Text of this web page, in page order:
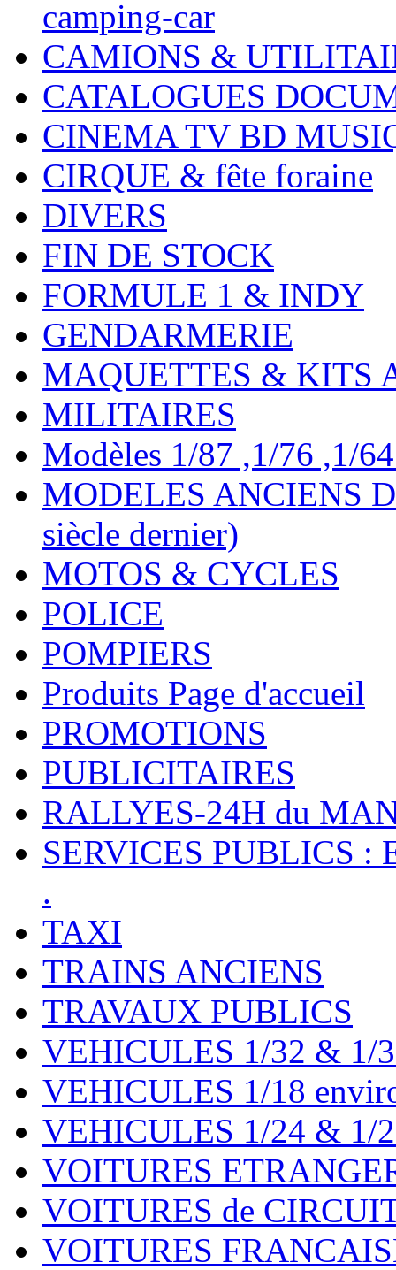
camping-car
CAMIONS &
CATALOGUES
CINEMA TV BD
CIRQUE & fête foraine
DIVERS
FIN DE STOCK
FORMULE 1 & INDY
GENDARMERIE
MAQUETTES & KITS
MILITAIRES
Modèles 1/87 ,1/76 ,1/
MODELES ANCIENS
siècle dernier)
MOTOS & CYCLES
POLICE
POMPIERS
Produits Page d'accueil
PROMOTIONS
PUBLICITAIRES
RALLYES-24H du
SERVICES PUBLICS :
.
TAXI
TRAINS ANCIENS
TRAVAUX PUBLICS
VEHICULES 1/32 & 1/
VEHICULES 1/18
VEHICULES 1/24 & 1/
VOITURES
VOITURES de
VOITURES